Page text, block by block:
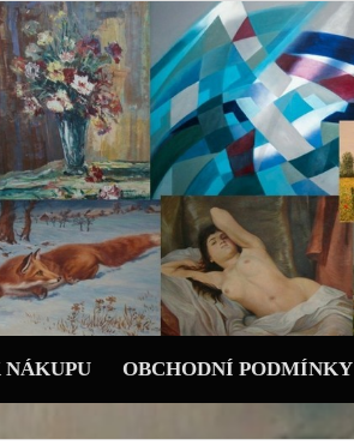
OBCHODNÍ PODMÍNKY